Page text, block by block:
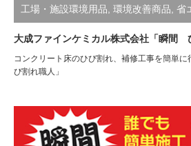
工場・施設環境用品, 環境改善商品, 省
大成ファインケミカル株式会社「瞬間
コンクリート床のひび割れ、補修工事を簡単
び割れ職人」